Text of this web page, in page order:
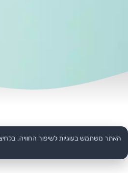
האתר משתמש בעוגיות לשיפור החוויה.